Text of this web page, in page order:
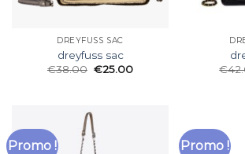
DREYFUSS SAC
dreyfuss sac
€38.00 €25.00
€
Promo ! Promo !